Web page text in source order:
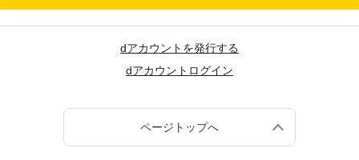
dアカウントを発行する
dアカウントログイン
ページトップへ